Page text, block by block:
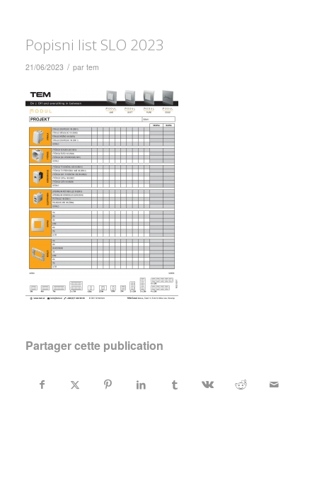
Popisni list SLO 2023
21/06/2023 / par tem
Partager cette publication